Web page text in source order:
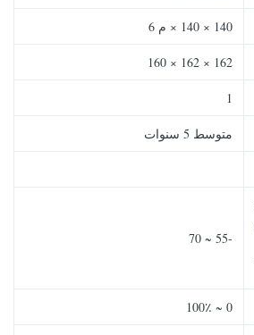
140 × 140 × م 6
162 × 162 × 160
1
متوسط ​​5 سنوات
-55 ~ 70
0 ~ 100٪